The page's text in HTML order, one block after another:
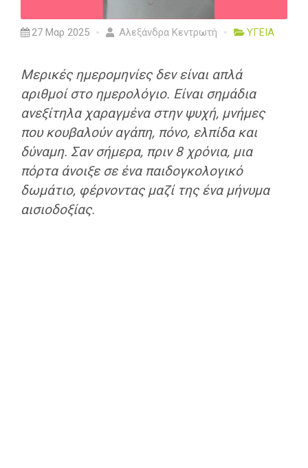
27 Μαρ 2025 Αλεξάνδρα Κεντρωτή ΥΓΕΙΑ
Μερικές ημερομηνίες δεν είναι απλά
αριθμοί στο ημερολόγιο. Είναι σημάδια
ανεξίτηλα χαραγμένα στην ψυχή, μνήμες
που κουβαλούν αγάπη, πόνο, ελπίδα και
δύναμη. Σαν σήμερα, πριν 8 χρόνια, μια
πόρτα άνοιξε σε ένα παιδογκολογικό
δωμάτιο, φέρνοντας μαζί της ένα μήνυμα
αισιοδοξίας.